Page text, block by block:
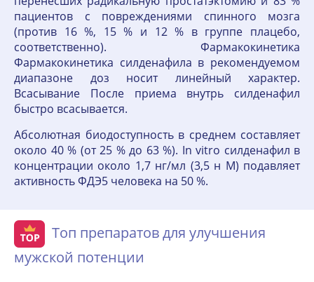
пациентов с повреждениями спинного мозга
(против 16 %, 15 % и 12 % в группе плацебо,
соответственно). Фармакокинетика
Фармакокинетика силденафила в рекомендуемом
диапазоне доз носит линейный характер.
Всасывание После приема внутрь силденафил
быстро всасывается.
Абсолютная биодоступность в среднем составляет
около 40 % (от 25 % до 63 %). In vitro силденафил в
концентрации около 1,7 нг/мл (3,5 н М) подавляет
активность ФДЭ5 человека на 50 %.
Топ препаратов для улучшения
мужской потенции